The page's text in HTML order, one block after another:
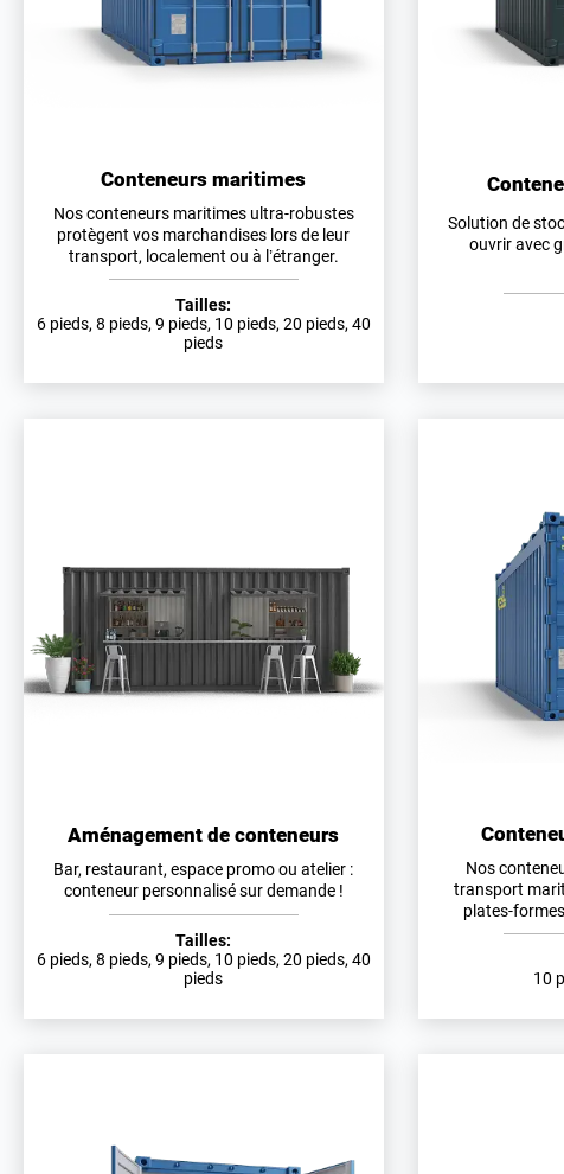
Conteneurs maritimes
Nos conteneurs maritimes ultra-robustes
protègent vos marchandises lors de leur
transport, localement ou à l’étranger.
Tailles:
6 pieds, 8 pieds, 9 pieds, 10 pieds, 20 pieds, 40
pieds
Solution de
ouvrir avec
Aménagement de conteneurs
Bar, restaurant, espace promo ou atelier :
conteneur personnalisé sur demande !
Tailles:
6 pieds, 8 pieds, 9 pieds, 10 pieds, 20 pieds, 40
pieds
Nos
transport
plates-
10